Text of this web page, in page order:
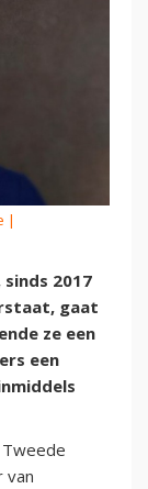
|
sinds 2017
gaat
ze een
een
van